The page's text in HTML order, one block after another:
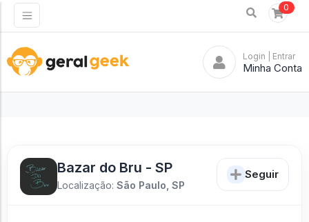
0
Login | Entrar
Minha Conta
Bazar do Bru - SP
Localização: São Paulo, SP
Seguir